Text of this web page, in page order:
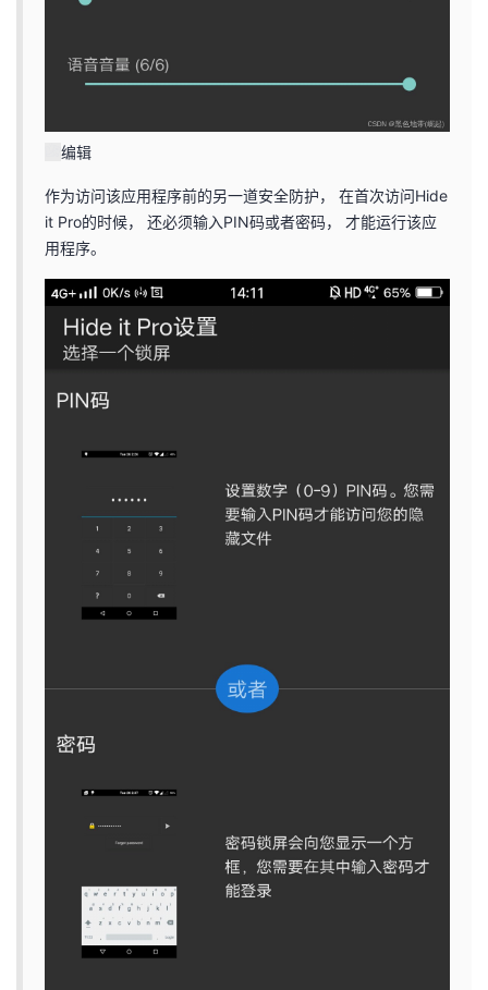
编辑
作为访问该应用程序前的另一道安全防护， 在首次访问Hide
it Pro的时候， 还必须输入PIN码或者密码， 才能运行该应
用程序。